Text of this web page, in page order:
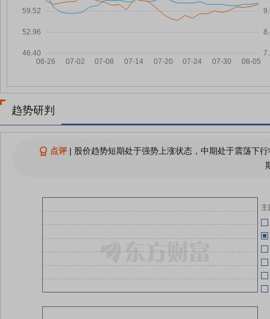
陕股上半年：谁在减持，谁在加
06-12
05-22
05-22
05-22
05-22
05-22
趋势研判
点评| 股价趋势短期处于强势上涨状态，中期处于震荡下
主